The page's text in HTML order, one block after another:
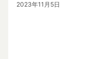
2023年11月5日